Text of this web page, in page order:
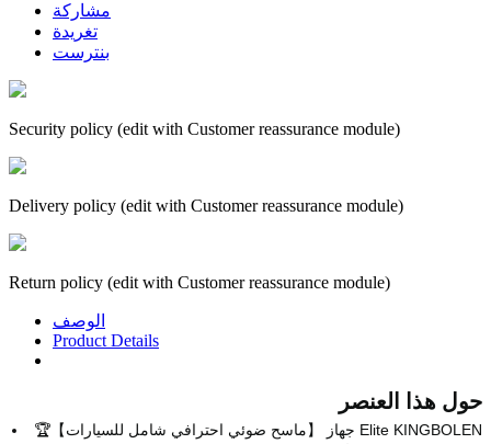
مشاركة
تغريدة
بنترست
Security policy (edit with Customer reassurance module)
Delivery policy (edit with Customer reassurance module)
Return policy (edit with Customer reassurance module)
الوصف
Product Details
حول هذا العنصر
🏆【ماسح ضوئي احترافي شامل للسيارات】 جهاز Elite KINGBOLEN